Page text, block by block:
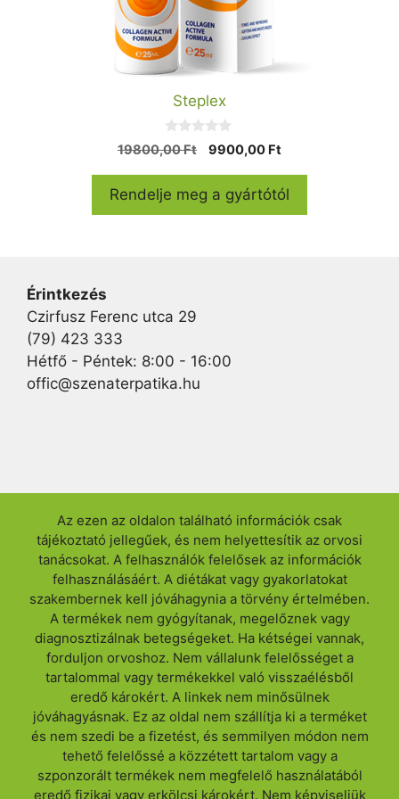
Steplex
0
a
-
ő
19800,00Ft
Original
19800,00 Ft.
9900,00 Ft
is:
9900,00 Ft.
Rendelje meg a gyártótól
Érintkezés
Czirfusz Ferenc utca 29
(79) 423 333
Hétfő - Péntek: 8:00 - 16:00
offic@szenaterpatika.hu
Az ezen az oldalon található információk csak
tájékoztató jellegűek, és nem helyettesítik az orvosi
tanácsokat. A felhasználók felelősek az információk
felhasználásáért. A diétákat vagy gyakorlatokat
szakembernek kell jóváhagynia a törvény értelmében.
A termékek nem gyógyítanak, megelőznek vagy
diagnosztizálnak betegségeket. Ha kétségei vannak,
forduljon orvoshoz. Nem vállalunk felelősséget a
tartalommal vagy termékekkel való visszaélésből
eredő károkért. A linkek nem minősülnek
jóváhagyásnak. Ez az oldal nem szállítja ki a terméket
és nem szedi be a fizetést, és semmilyen módon nem
tehető felelőssé a közzétett tartalom vagy a
szponzorált termékek nem megfelelő használatából
eredő fizikai vagy erkölcsi károkért. Nem képviseljük